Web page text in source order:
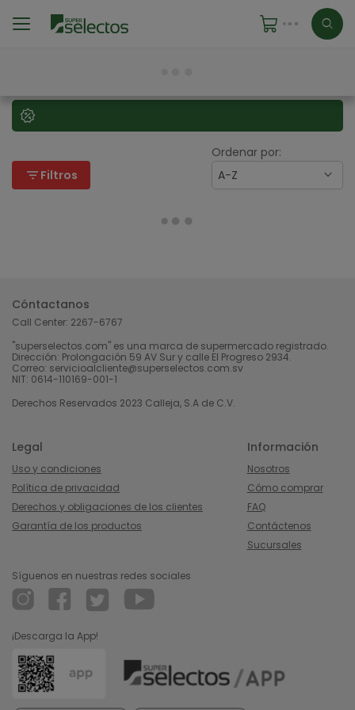
filter_list Filtros
Ordenar por:
A-Z
Cóntactanos
Call Center: 2267-6767
"superselectos.com" es una marca de supermercado registrado.
Dirección: Prolongación 59 AV Sur y calle El Progreso 2934.
Correo: servicioalcliente@superselectos.com.sv
NIT: 0614-110169-001-1
Derechos Reservados 2023 Calleja, S.A de C.V.
Legal
Uso y condiciones
Política de privacidad
Derechos y obligaciones de los clientes
Garantía de los productos
Información
Nosotros
Cómo comprar
FAQ
Contáctenos
Sucursales
Síguenos en nuestras redes sociales
¡Descarga la App!